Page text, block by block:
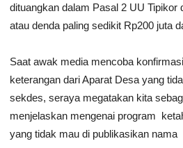
dituangkan dalam Pasal 2 UU
atau denda paling sedikit Rp200 juta
Saat awak media mencoba
keterangan dari Aparat Desa yang
sekdes, seraya megatakan kita
menjelaskan mengenai program
yang tidak mau di publikasikan nama